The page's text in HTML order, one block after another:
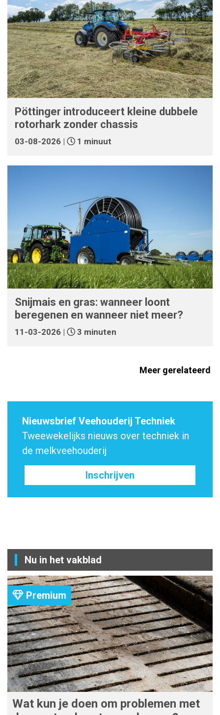
Pöttinger introduceert kleine dubbele
rotorhark zonder chassis
03-08-2026 | 1 minuut
Snijmais en gras: wanneer loont
beregenen en wanneer niet meer?
11-03-2026 | 3 minuten
Meer gerelateerd
Nieuwsbrief Veehouderij Techniek
Tweewekelijks nieuws over techniek in
de melkveehouderij
Inschrijven
Nu in het vakblad
Premium
Wat kun je doen om problemen met